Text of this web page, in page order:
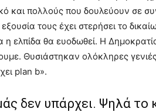
και πολλούς που δουλεύουν σε
τους έχει στερήσει το
θα ευοδωθεί. Η Δημοκρατία
Θυσιάστηκαν ολόκληρες
plan b».
δεν υπάρχει. Ψηλά το